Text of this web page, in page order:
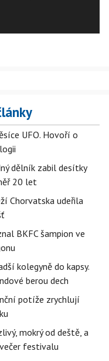
UFO. Hovoří o
dělník zabil desítky
20 let
Chorvatska udeřila
BKFC šampion ve
kolegyně do kapsy.
berou dech
potíže zrychlují
mokrý od deště, a
festivalu